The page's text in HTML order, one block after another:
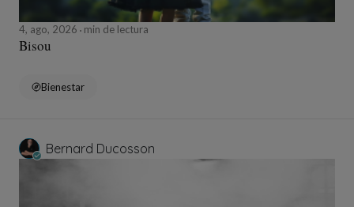
4, ago, 2026 min de lectura
Bisou
Bienestar
Bernard Ducosson